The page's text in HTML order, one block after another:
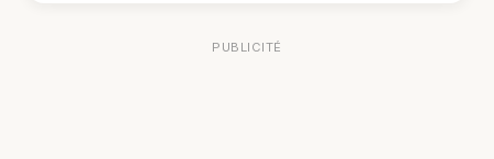
PUBLICITÉ